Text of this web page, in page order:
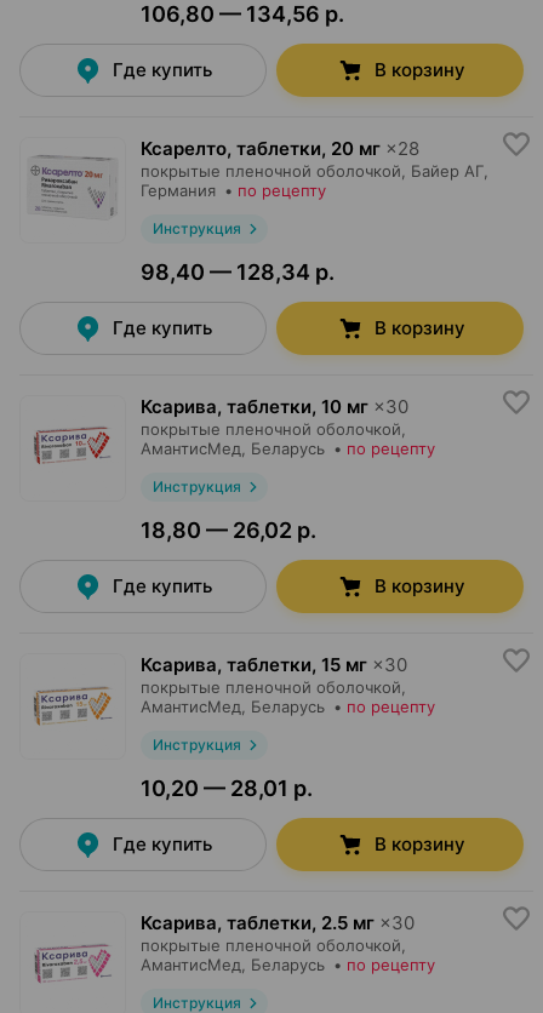
106,80 — 134,56 р.
Где купить В корзину
Ксарелто, таблетки, 20 мг ×28
покрытые пленочной оболочкой, Байер АГ
Германия • по рецепту
Инструкция
98,40 — 128,34 р.
Где купить В корзину
Ксарива, таблетки, 10 мг ×30
покрытые пленочной оболочкой,
АмантисМед , Беларусь • по рецепту
Инструкция
18,80 — 26,02 р.
Где купить В корзину
Ксарива, таблетки, 15 мг ×30
покрытые пленочной оболочкой,
АмантисМед , Беларусь • по рецепту
Инструкция
10,20 — 28,01 р.
Где купить В корзину
Ксарива, таблетки, 2.5 мг ×30
покрытые пленочной оболочкой,
АмантисМед , Беларусь • по рецепту
Инструкция